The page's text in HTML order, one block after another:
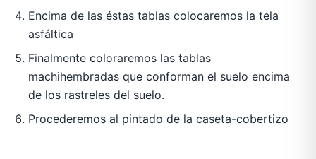
Encima de las éstas tablas colocaremos la tela
asfáltica
Finalmente coloraremos las tablas
machihembradas que conforman el suelo encima
de los rastreles del suelo.
Procederemos al pintado de la caseta-cobertizo